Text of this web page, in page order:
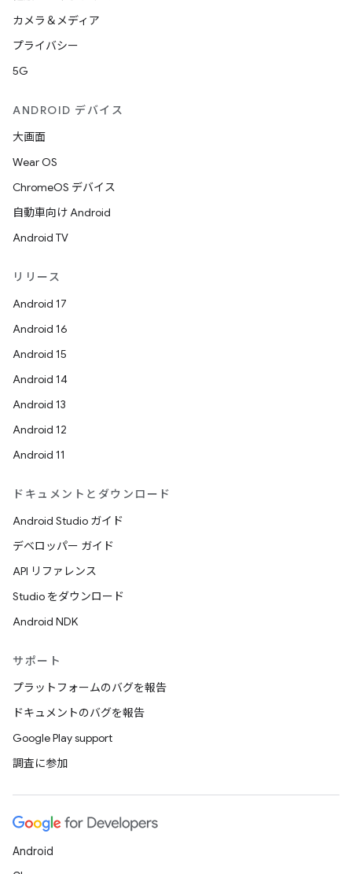
カメラ＆メディア
プライバシー
5G
ANDROID デバイス
大画面
Wear OS
ChromeOS デバイス
自動車向け Android
Android TV
リリース
Android 17
Android 16
Android 15
Android 14
Android 13
Android 12
Android 11
ドキュメントとダウンロード
Android Studio ガイド
デベロッパー ガイド
API リファレンス
Studio をダウンロード
Android NDK
サポート
プラットフォームのバグを報告
ドキュメントのバグを報告
Google Play support
調査に参加
Android